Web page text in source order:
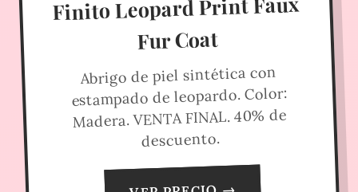
Finito Leopard Print Faux
Fur Coat
Abrigo de piel sintética con
estampado de leopardo. Color:
Madera. VENTA FINAL. 40% de
descuento.